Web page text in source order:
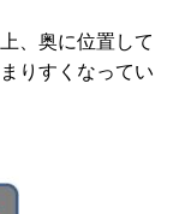
、奥に位置して
りすくなってい